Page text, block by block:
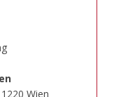
Wien